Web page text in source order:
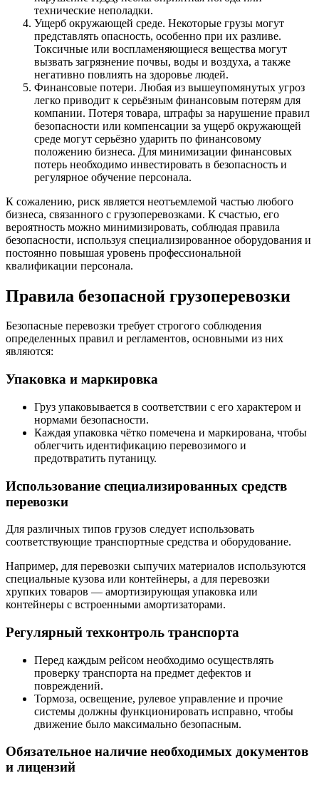
технические неполадки.
Ущерб окружающей среде. Некоторые грузы могут
представлять опасность, особенно при их разливе.
Токсичные или воспламеняющиеся вещества могут
вызвать загрязнение почвы, воды и воздуха, а также
негативно повлиять на здоровье людей.
Финансовые потери. Любая из вышеупомянутых угроз
легко приводит к серьёзным финансовым потерям для
компании. Потеря товара, штрафы за нарушение правил
безопасности или компенсации за ущерб окружающей
среде могут серьёзно ударить по финансовому
положению бизнеса. Для минимизации финансовых
потерь необходимо инвестировать в безопасность и
регулярное обучение персонала.
К сожалению, риск является неотъемлемой частью любого
бизнеса, связанного с грузоперевозками. К счастью, его
вероятность можно минимизировать, соблюдая правила
безопасности, используя специализированное оборудования и
постоянно повышая уровень профессиональной
квалификации персонала.
Правила безопасной грузоперевозки
Безопасные перевозки требует строгого соблюдения
определенных правил и регламентов, основными из них
являются:
Упаковка и маркировка
Груз упаковывается в соответствии с его характером и
нормами безопасности.
Каждая упаковка чётко помечена и маркирована, чтобы
облегчить идентификацию перевозимого и
предотвратить путаницу.
Использование специализированных средств
перевозки
Для различных типов грузов следует использовать
соответствующие транспортные средства и оборудование.
Например, для перевозки сыпучих материалов используются
специальные кузова или контейнеры, а для перевозки
хрупких товаров — амортизирующая упаковка или
контейнеры с встроенными амортизаторами.
Регулярный техконтроль транспорта
Перед каждым рейсом необходимо осуществлять
проверку транспорта на предмет дефектов и
повреждений.
Тормоза, освещение, рулевое управление и прочие
системы должны функционировать исправно, чтобы
движение было максимально безопасным.
Обязательное наличие необходимых документов
и лицензий